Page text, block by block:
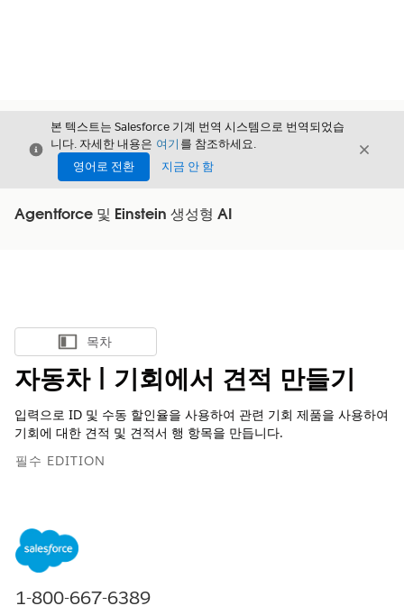
닫기
본 텍스트는 Salesforce 기계 번역 시스템으로 번역되었습
니다. 자세한 내용은 여기 를 참조하세요.
영어로 전환
지금 안 함
닫기
Agentforce 및 Einstein 생성형 AI
목차 표시
목차
자동차 | 기회에서 견적 만들기
입력으로 ID 및 수동 할인율을 사용하여 관련 기회 제품을 사용하여
기회에 대한 견적 및 견적서 행 항목을 만듭니다.
필수 EDITION
지원 제품: Agentforce for Automotive 추가 기능이 포함되거나
Agentforce 1 Automotive Edition에 포함된
Performance
하려면 각 사용자에게 Agentforce for Automotive 추가 기능이
있어야 합니다.
1-800-667-6389